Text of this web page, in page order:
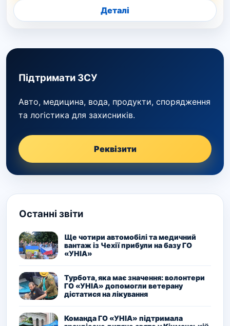
Деталі
Підтримати ЗСУ
Авто, медицина, вода, продукти, спорядження
та логістика для захисників.
Реквізити
Останні звіти
Ще чотири автомобілі та медичний
вантаж із Чехії прибули на базу ГО
«УНІА»
Турбота, яка має значення: волонтери
ГО «УНІА» допомогли ветерану
дістатися на лікування
Команда ГО «УНІА» підтримала